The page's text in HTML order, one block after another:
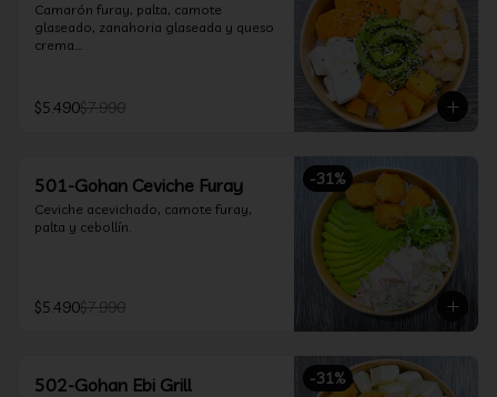
Camarón furay, palta, camote
glaseado, zanahoria glaseada y queso
crema.
$5.490$7.990
-31%
501-Gohan Ceviche Furay
Ceviche acevichado, camote furay,
palta y cebollín.
$5.490$7.990
-31%
502-Gohan Ebi Grill